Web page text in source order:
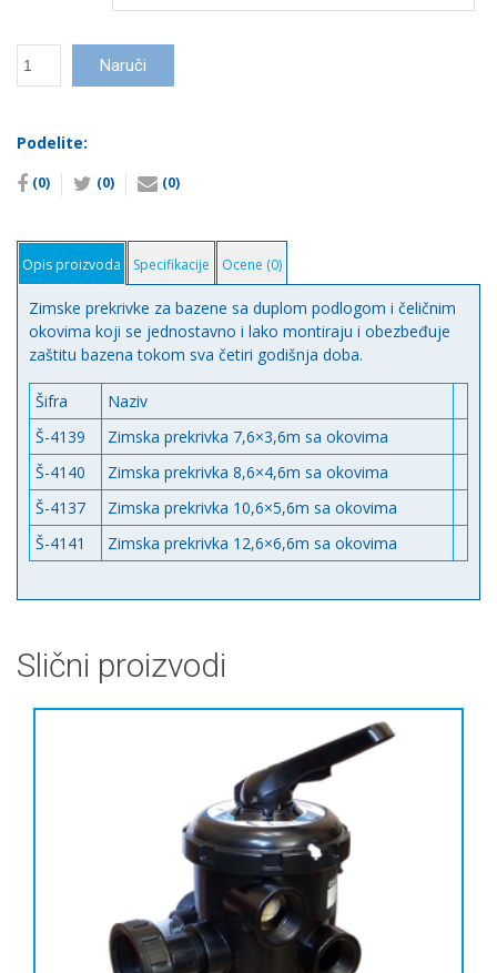
Zimska
sa
okovima
количина
Naruči
Podelite:
(0) (0) (0)
Opis proizvoda Specifikacije Ocene (0)
Zimske prekrivke za bazene sa duplom podlogom i čeličnim
okovima koji se jednostavno i lako montiraju i obezbeđuje
zaštitu bazena tokom sva četiri godišnja doba.
Šifra
Naziv
Š-4139
Zimska prekrivka 7,6×3,6m sa okovima
Š-4140
Zimska prekrivka 8,6×4,6m sa okovima
Š-4137
Zimska prekrivka 10,6×5,6m sa okovima
Š-4141
Zimska prekrivka 12,6×6,6m sa okovima
Slični proizvodi